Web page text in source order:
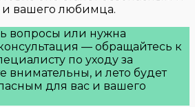
вашего любимца.
вопросы или нужна
— обращайтесь к
по уходу за
внимательны, и лето будет
для вас и вашего